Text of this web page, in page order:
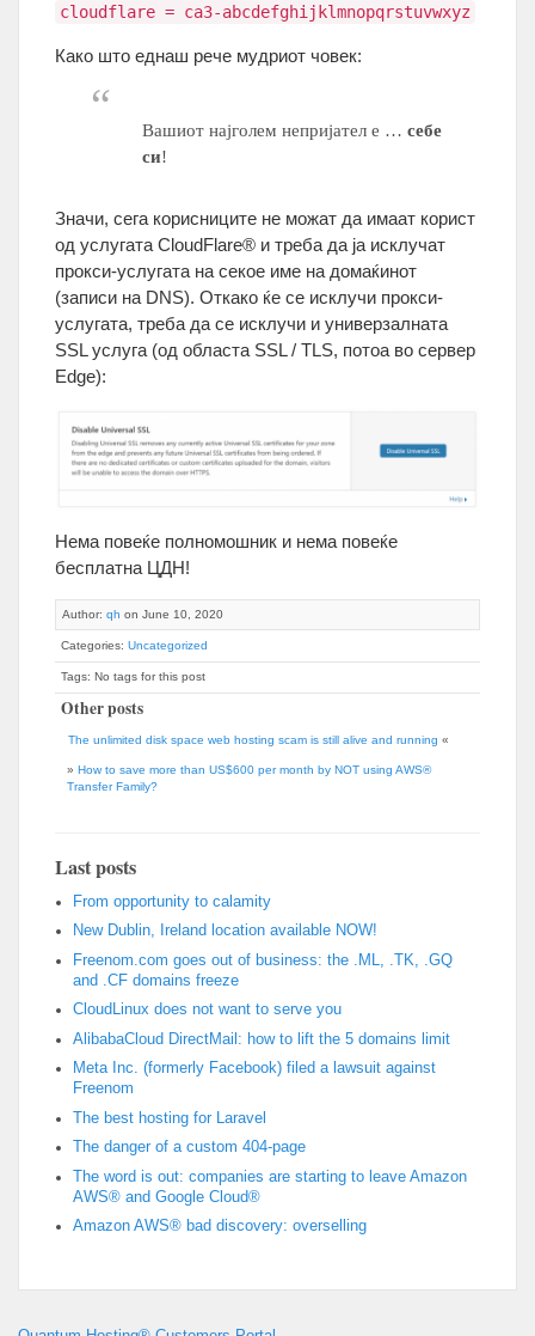
cloudflare = ca3-abcdefghijklmnopqrstuvwxyz
Како што еднаш рече мудриот човек:
Вашиот најголем непријател е … себе
си!
Значи, сега корисниците не можат да имаат корист
од услугата CloudFlare® и треба да ја исклучат
прокси-услугата на секое име на домаќинот
(записи на DNS). Откако ќе се исклучи прокси-
услугата, треба да се исклучи и универзалната
SSL услуга (од областа SSL / TLS, потоа во сервер
Edge):
Нема повеќе полномошник и нема повеќе
бесплатна ЦДН!
Author: qh on June 10, 2020
Categories: Uncategorized
Tags: No tags for this post
Other posts
The unlimited disk space web hosting scam is still alive and running «
» How to save more than US$600 per month by NOT using AWS®
Transfer Family?
Last posts
From opportunity to calamity
New Dublin, Ireland location available NOW!
Freenom.com goes out of business: the .ML, .TK, .GQ
and .CF domains freeze
CloudLinux does not want to serve you
AlibabaCloud DirectMail: how to lift the 5 domains limit
Meta Inc. (formerly Facebook) filed a lawsuit against
Freenom
The best hosting for Laravel
The danger of a custom 404-page
The word is out: companies are starting to leave Amazon
AWS® and Google Cloud®
Amazon AWS® bad discovery: overselling